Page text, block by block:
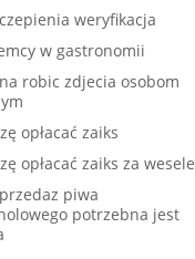
weryfikacja
w gastronomii
robic zdjecia osobom
opłacać zaiks
opłacać zaiks za wesele
piwa
potrzebna jest